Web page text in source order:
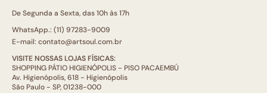
De Segunda a Sexta, das 10h às 17h
WhatsApp.: (11) 97283-9009
E-mail: contato@artsoul.com.br
VISITE NOSSAS LOJAS FÍSICAS:
SHOPPING PÁTIO HIGIENÓPOLIS - PISO PACAEMBÚ
Av. Higienópolis, 618 - Higienópolis
São Paulo - SP, 01238-000